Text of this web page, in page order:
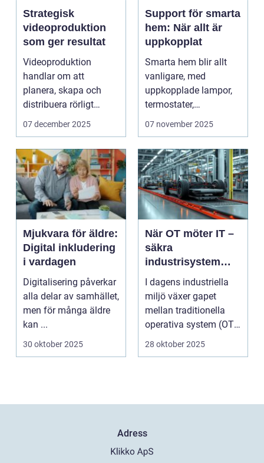
Strategisk
videoproduktion
som ger resultat
Videoproduktion
handlar om att
planera, skapa och
distribuera rörligt
innehåll som fö...
07 december 2025
Support för smarta
hem: När allt är
uppkopplat
Smarta hem blir allt
vanligare, med
uppkopplade lampor,
termostater,
säkerhetskameror och
07 november 2025
Mjukvara för äldre:
Digital inkludering
i vardagen
Digitalisering påverkar
alla delar av samhället,
men för många äldre
kan ...
30 oktober 2025
När OT möter IT –
säkra
industrisystem
utan att stoppa
produktionen
I dagens industriella
miljö växer gapet
mellan traditionella
operativa system (OT)
och mod...
28 oktober 2025
Adress